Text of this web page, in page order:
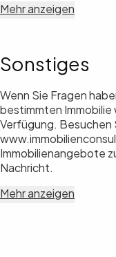
Mehr anzeigen
Sonstiges
Wenn Sie Fragen
bestimmten Immobilie
Verfügung. Besuchen
Immobilienangebote
Nachricht.
Mehr anzeigen